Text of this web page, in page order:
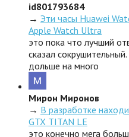
id801793684
→ Эти часы Huawei
Apple Watch Ultra
это пока что лучший
сказал
дольше на много
Мирон Миронов
→ В разработке
GTX TITAN LE
это конечно мега